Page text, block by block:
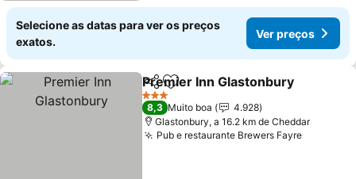
Selecione as datas para ver os preços
exatos.
Ver preços
PartilharAdicionar aos favoritos
Premier Inn Glastonbury
3 Estrelas
8,3 Muito boa
4.928
Glastonbury, a 16.2 km de Cheddar
Pub e restaurante Brewers Fayre